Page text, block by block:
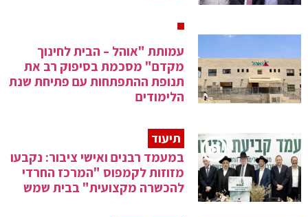
עמותת "אוהל – הבית לחינוך
מקדם" מסכמת בסיפוק רב את
תנופת ההתפתחות עם פתיחת שנת
הלימודים
תיעוד
במעמד רבנים ואישי ציבור: נקבעו
מזוזות לקמפוס "המרכז החרדי
להכשרה מקצועית" בבית שמש